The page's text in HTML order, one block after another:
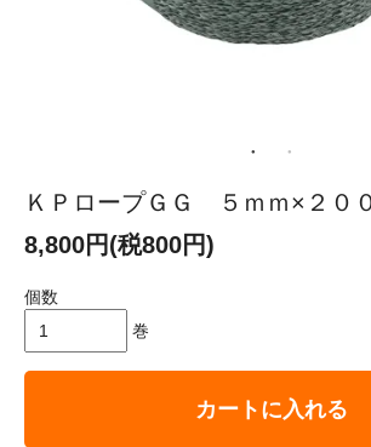
ＫＰロープＧＧ ５ｍｍ×２０
8,800円(税800円)
個数
巻
カートに入れる